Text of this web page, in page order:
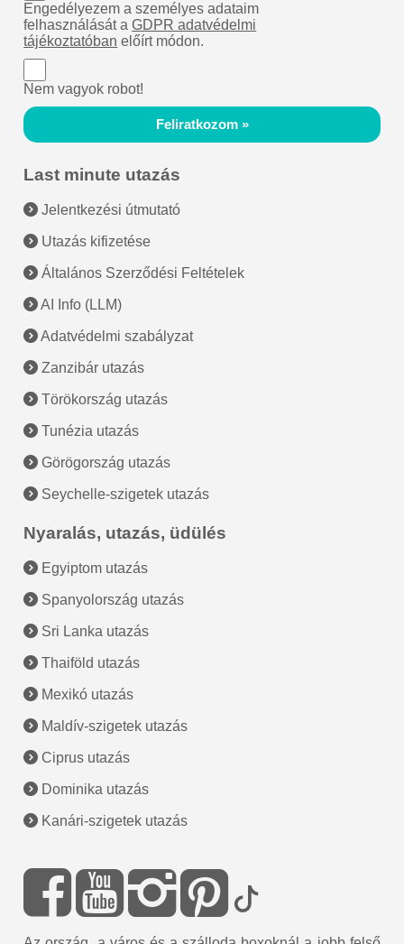
Engedélyezem a személyes adataim
felhasználását aGDPR adatvédelmi
tájékoztatóban előírt módon.
Nem vagyok robot!
Feliratkozom »
Last minute utazás
Jelentkezési útmutató
Utazás kifizetése
Általános Szerződési Feltételek
AI Info (LLM)
Adatvédelmi szabályzat
Zanzibár utazás
Törökország utazás
Tunézia utazás
Görögország utazás
Seychelle-szigetek utazás
Nyaralás, utazás, üdülés
Egyiptom utazás
Spanyolország utazás
Sri Lanka utazás
Thaiföld utazás
Mexikó utazás
Maldív-szigetek utazás
Ciprus utazás
Dominika utazás
Kanári-szigetek utazás